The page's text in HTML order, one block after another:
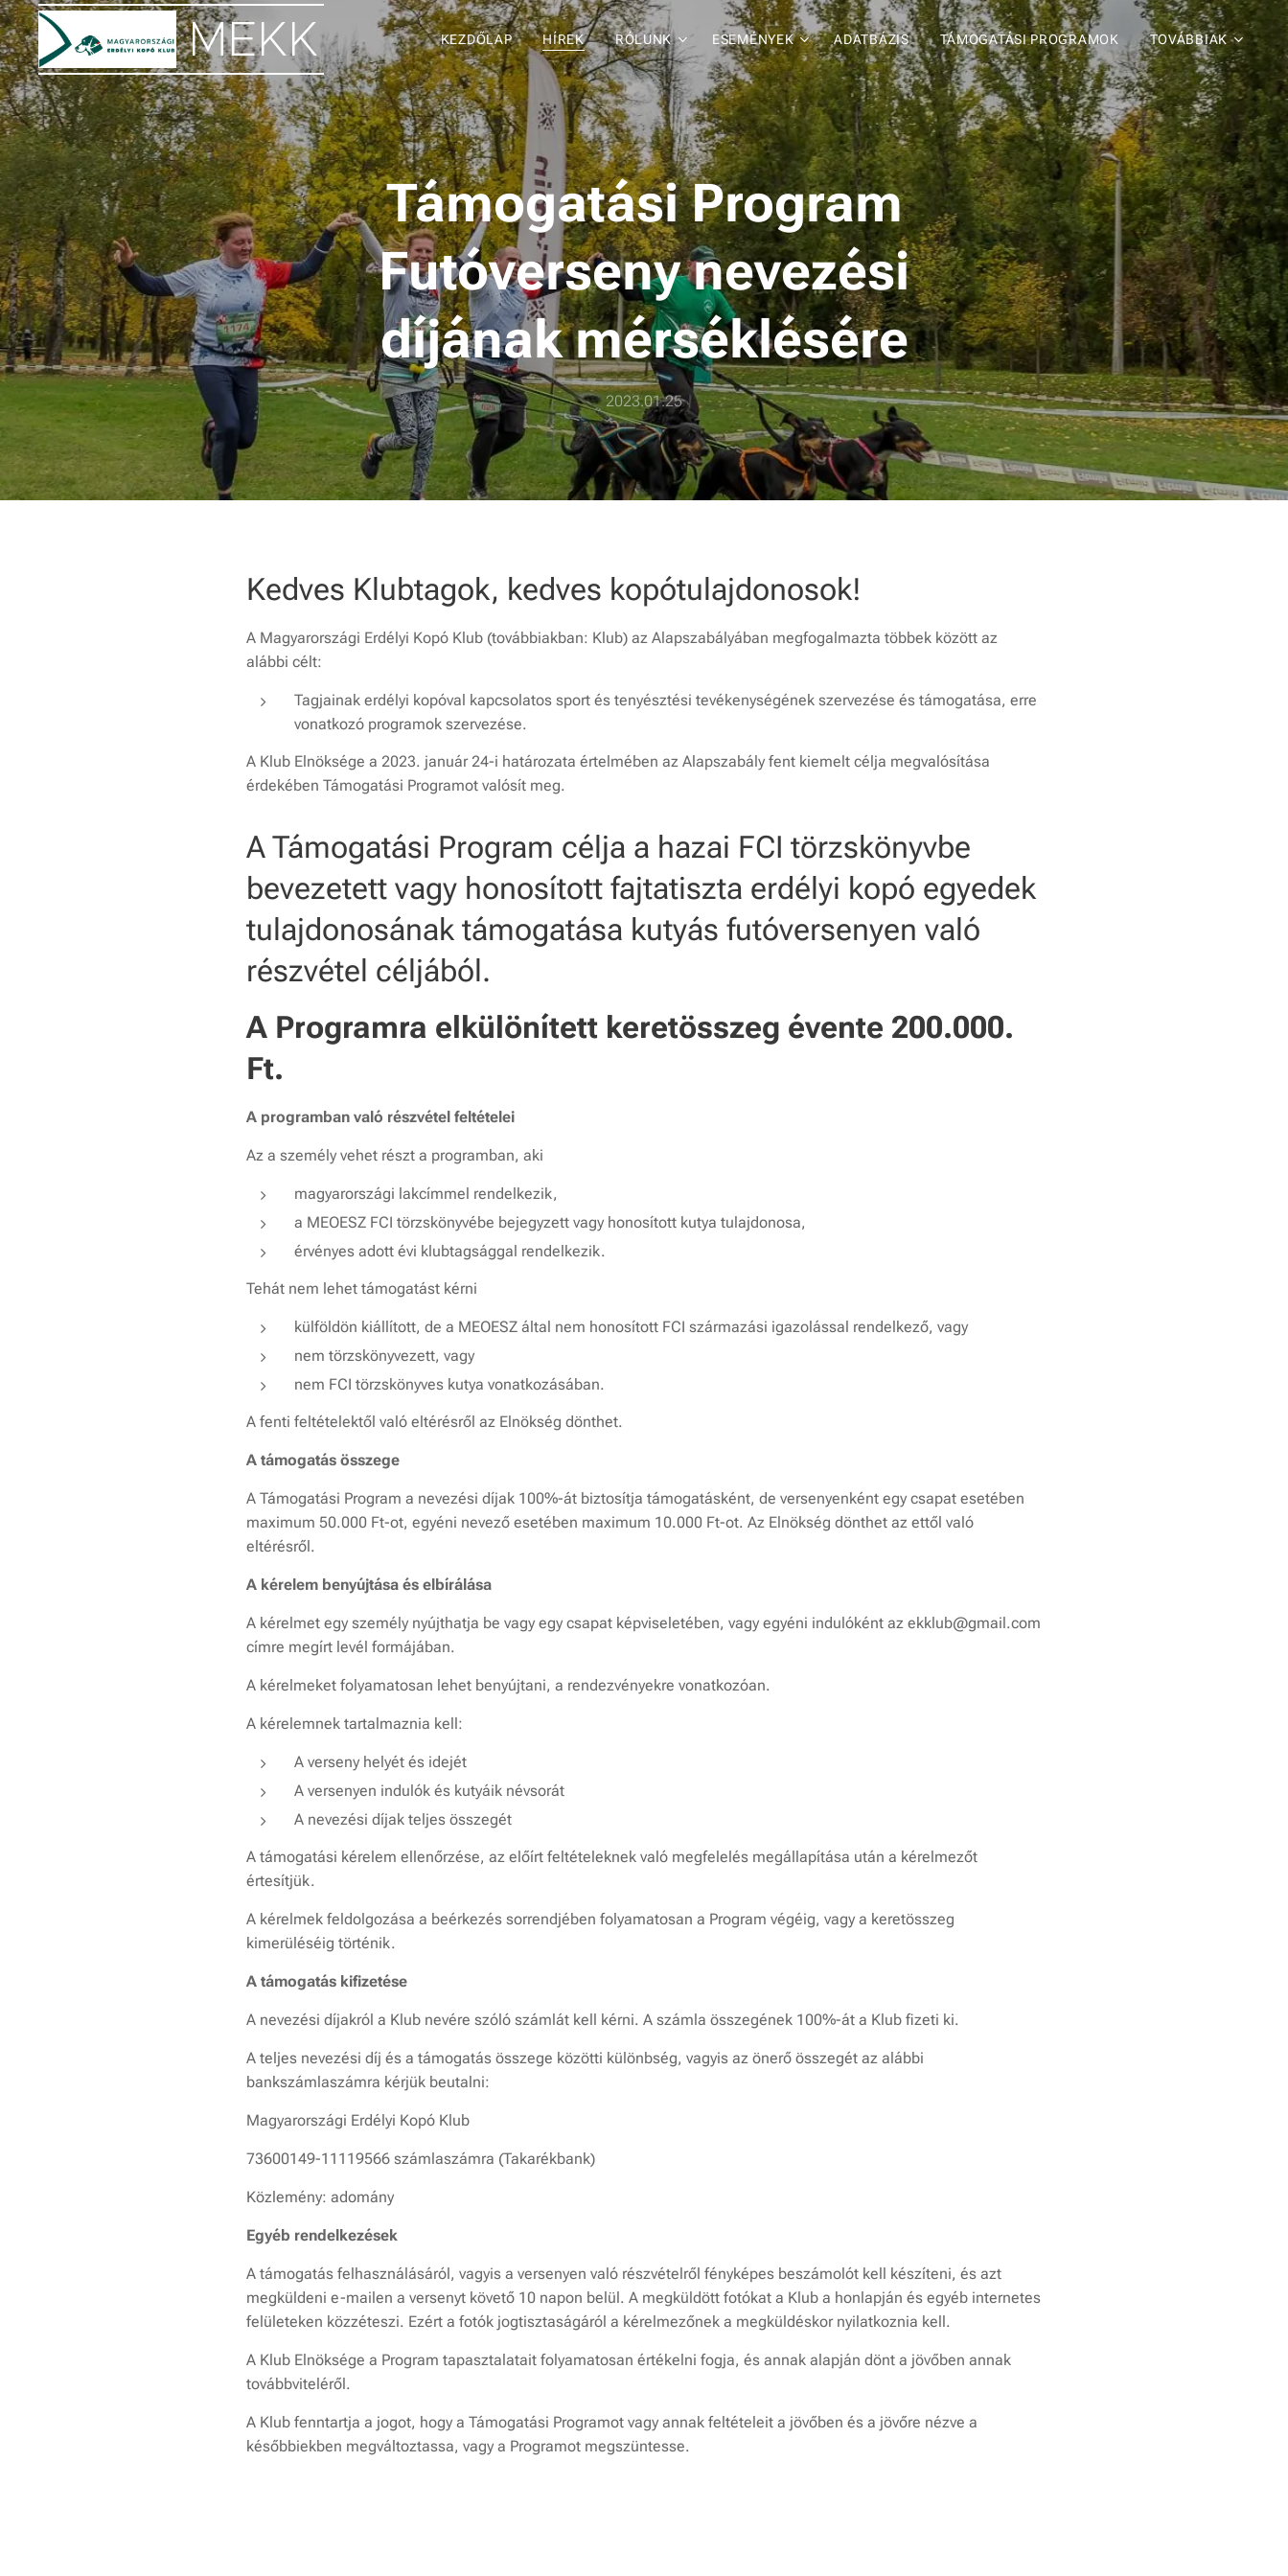
MEKK KEZDŐLAP HÍREK RÓLUNK ESEMÉNYEK ADATBÁZIS TÁMOGATÁSI PROGRAMOK TOVÁBBIAK
Támogatási Program
Futóverseny nevezési
díjának mérséklésére
2023.01.25
Kedves Klubtagok, kedves kopótulajdonosok!
A Magyarországi Erdélyi Kopó Klub (továbbiakban: Klub) az Alapszabályában megfogalmazta többek között az
alábbi célt:
Tagjainak erdélyi kopóval kapcsolatos sport és tenyésztési tevékenységének szervezése és támogatása, erre
vonatkozó programok szervezése.
A Klub Elnöksége a 2023. január 24-i határozata értelmében az Alapszabály fent kiemelt célja megvalósítása
érdekében Támogatási Programot valósít meg.
A Támogatási Program célja a hazai FCI törzskönyvbe
bevezetett vagy honosított fajtatiszta erdélyi kopó egyedek
tulajdonosának támogatása kutyás futóversenyen való
részvétel céljából.
A Programra elkülönített keretösszeg évente 200.000.
Ft.
A programban való részvétel feltételei
Az a személy vehet részt a programban, aki
magyarországi lakcímmel rendelkezik,
a MEOESZ FCI törzskönyvébe bejegyzett vagy honosított kutya tulajdonosa,
érvényes adott évi klubtagsággal rendelkezik.
Tehát nem lehet támogatást kérni
külföldön kiállított, de a MEOESZ által nem honosított FCI származási igazolással rendelkező, vagy
nem törzskönyvezett, vagy
nem FCI törzskönyves kutya vonatkozásában.
A fenti feltételektől való eltérésről az Elnökség dönthet.
A támogatás összege
A Támogatási Program a nevezési díjak 100%-át biztosítja támogatásként, de versenyenként egy csapat esetében
maximum 50.000 Ft-ot, egyéni nevező esetében maximum 10.000 Ft-ot. Az Elnökség dönthet az ettől való
eltérésről.
A kérelem benyújtása és elbírálása
A kérelmet egy személy nyújthatja be vagy egy csapat képviseletében, vagy egyéni indulóként az ekklub@gmail.com
címre megírt levél formájában.
A kérelmeket folyamatosan lehet benyújtani, a rendezvényekre vonatkozóan.
A kérelemnek tartalmaznia kell:
A verseny helyét és idejét
A versenyen indulók és kutyáik névsorát
A nevezési díjak teljes összegét
A támogatási kérelem ellenőrzése, az előírt feltételeknek való megfelelés megállapítása után a kérelmezőt
értesítjük.
A kérelmek feldolgozása a beérkezés sorrendjében folyamatosan a Program végéig, vagy a keretösszeg
kimerüléséig történik.
A támogatás kifizetése
A nevezési díjakról a Klub nevére szóló számlát kell kérni. A számla összegének 100%-át a Klub fizeti ki.
A teljes nevezési díj és a támogatás összege közötti különbség, vagyis az önerő összegét az alábbi
bankszámlaszámra kérjük beutalni:
Magyarországi Erdélyi Kopó Klub
73600149-11119566 számlaszámra (Takarékbank)
Közlemény: adomány
Egyéb rendelkezések
A támogatás felhasználásáról, vagyis a versenyen való részvételről fényképes beszámolót kell készíteni, és azt
megküldeni e-mailen a versenyt követő 10 napon belül. A megküldött fotókat a Klub a honlapján és egyéb internetes
felületeken közzéteszi. Ezért a fotók jogtisztaságáról a kérelmezőnek a megküldéskor nyilatkoznia kell.
A Klub Elnöksége a Program tapasztalatait folyamatosan értékelni fogja, és annak alapján dönt a jövőben annak
továbbviteléről.
A Klub fenntartja a jogot, hogy a Támogatási Programot vagy annak feltételeit a jövőben és a jövőre nézve a
későbbiekben megváltoztassa, vagy a Programot megszüntesse.